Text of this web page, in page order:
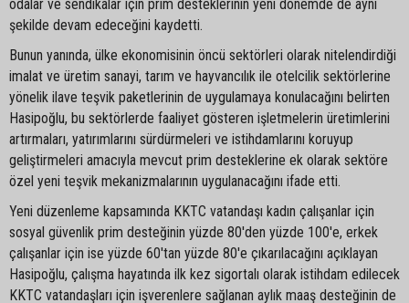
odalar ve sendikalar için prim desteklerinin yeni dönemde de aynı
şekilde devam edeceğini kaydetti.
Bunun yanında, ülke ekonomisinin öncü sektörleri olarak nitelendirdiği
imalat ve üretim sanayi, tarım ve hayvancılık ile otelcilik sektörlerine
yönelik ilave teşvik paketlerinin de uygulamaya konulacağını belirten
Hasipoğlu, bu sektörlerde faaliyet gösteren işletmelerin üretimlerini
artırmaları, yatırımlarını sürdürmeleri ve istihdamlarını koruyup
geliştirmeleri amacıyla mevcut prim desteklerine ek olarak sektöre
özel yeni teşvik mekanizmalarının uygulanacağını ifade etti.
Yeni düzenleme kapsamında KKTC vatandaşı kadın çalışanlar için
sosyal güvenlik prim desteğinin yüzde 80'den yüzde 100'e, erkek
çalışanlar için ise yüzde 60'tan yüzde 80'e çıkarılacağını açıklayan
Hasipoğlu, çalışma hayatında ilk kez sigortalı olarak istihdam edilecek
KKTC vatandaşları için işverenlere sağlanan aylık maaş desteğinin de